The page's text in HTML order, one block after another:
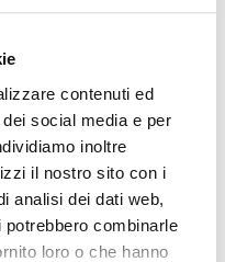
contenuti ed
social media e per
inoltre
il nostro sito con i
analisi dei dati web,
combinarle
loro o che hanno
UTILE?